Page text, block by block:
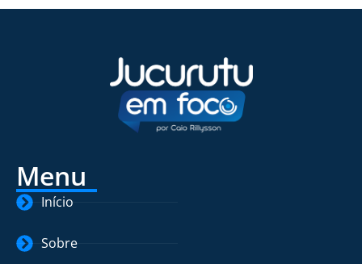
Menu
Início
Sobre